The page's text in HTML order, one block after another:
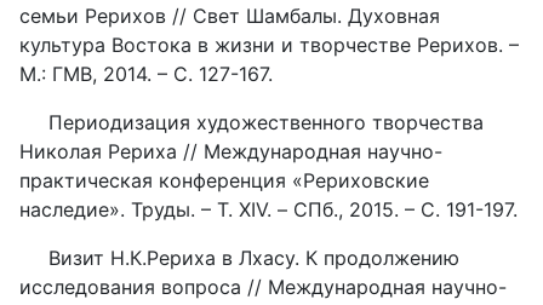
семьи Рерихов // Свет Шамбалы. Духовная
культура Востока в жизни и творчестве Рерихов. –
М.: ГМВ, 2014. – С. 127-167.
Периодизация художественного творчества
Николая Рериха // Международная научно-
практическая конференция «Рериховские
наследие». Труды. – Т. XIV. – СПб., 2015. – С. 191-197.
Визит Н.К.Рериха в Лхасу. К продолжению
исследования вопроса // Международная научно-